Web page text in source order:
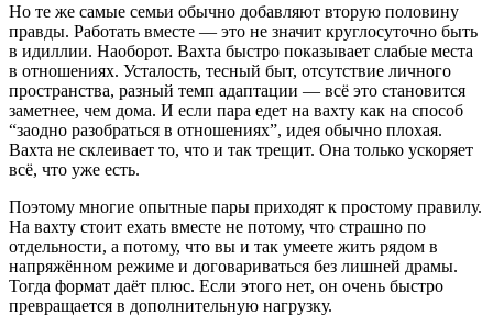
Но те же самые семьи обычно добавляют вторую половину
правды. Работать вместе — это не значит круглосуточно быть
в идиллии. Наоборот. Вахта быстро показывает слабые места
в отношениях. Усталость, тесный быт, отсутствие личного
пространства, разный темп адаптации — всё это становится
заметнее, чем дома. И если пара едет на вахту как на способ
“заодно разобраться в отношениях”, идея обычно плохая.
Вахта не склеивает то, что и так трещит. Она только ускоряет
всё, что уже есть.
Поэтому многие опытные пары приходят к простому правилу.
На вахту стоит ехать вместе не потому, что страшно по
отдельности, а потому, что вы и так умеете жить рядом в
напряжённом режиме и договариваться без лишней драмы.
Тогда формат даёт плюс. Если этого нет, он очень быстро
превращается в дополнительную нагрузку.